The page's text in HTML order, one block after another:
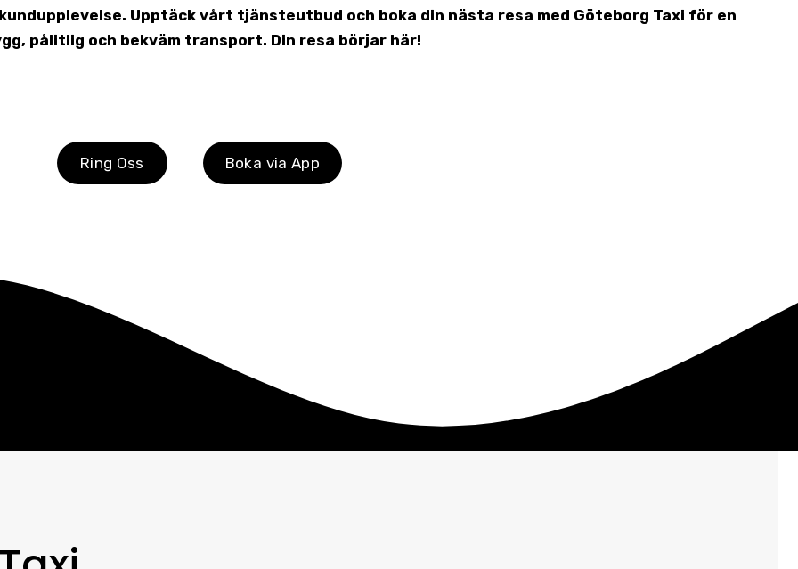
Upptäck vårt tjänsteutbud och boka din nästa resa med Göteborg Taxi för en
pålitlig och bekväm transport. Din resa börjar här!
Ring Oss Boka via App